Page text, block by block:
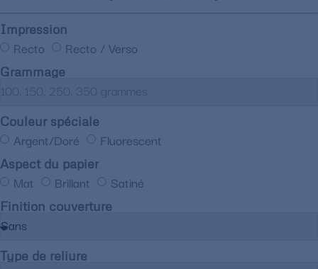
Impression
Recto Recto / Verso
Grammage
Couleur spéciale
Argent/Doré Fluorescent
Aspect du papier
Mat Brillant Satiné
Finition couverture
Type de reliure